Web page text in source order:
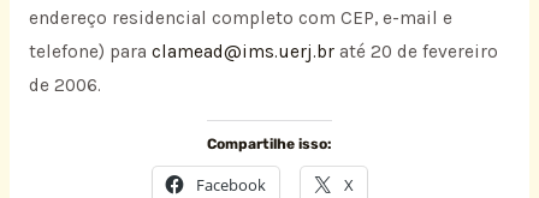
endereço residencial completo com CEP, e-mail e
telefone) para clamead@ims.uerj.braté 20 de fevereiro
de 2006.
Compartilhe isso:
Facebook X